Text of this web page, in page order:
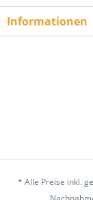
Informationen
* Alle Preise inkl.